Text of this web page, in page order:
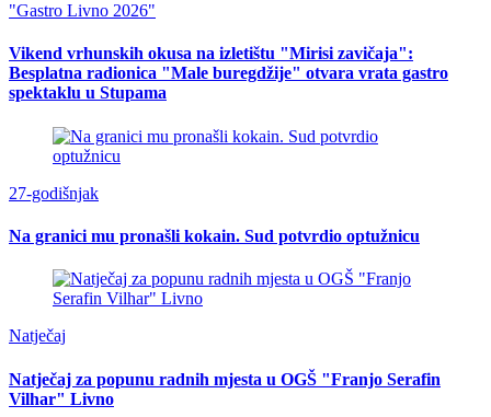
"Gastro Livno 2026"
Vikend vrhunskih okusa na izletištu "Mirisi zavičaja":
Besplatna radionica "Male buregdžije" otvara vrata gastro
spektaklu u Stupama
27-godišnjak
Na granici mu pronašli kokain. Sud potvrdio optužnicu
Natječaj
Natječaj za popunu radnih mjesta u OGŠ "Franjo Serafin
Vilhar" Livno